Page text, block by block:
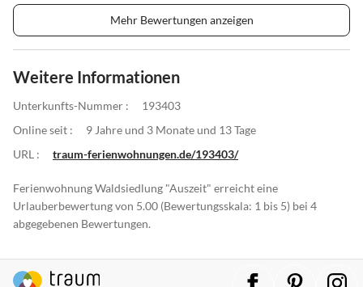
Mehr Bewertungen anzeigen
Weitere Informationen
Unterkunfts-Nummer :
193403
Online seit :
9 Jahre und 3 Monate und 13 Tage
URL :
traum-ferienwohnungen.de/193403/
Ferienwohnung Waldsiedlung "Auszeit" erreicht eine
Urlauberbewertung von 5.00 (Bewertungsskala: 1 bis 5) bei 4
abgegebenen Bewertungen.